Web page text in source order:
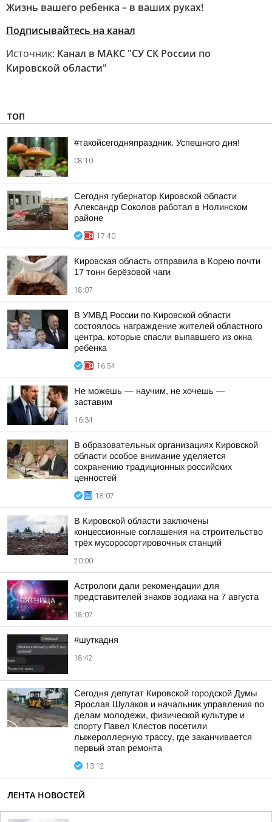
Жизнь вашего ребенка – в ваших руках!
Подписывайтесь на канал
Источник: Канал в МАКС "СУ СК России по
Кировской области"
ТОП
#такойсегодняпраздник. Успешного дня!
08:10
Сегодня губернатор Кировской области
Александр Соколов работал в Нолинском
районе
17:40
Кировская область отправила в Корею почти
17 тонн берёзовой чаги
18:07
В УМВД России по Кировской области
состоялось награждение жителей областного
центра, которые спасли выпавшего из окна
ребёнка
16:54
Не можешь — научим, не хочешь —
заставим
16:34
В образовательных организациях Кировской
области особое внимание уделяется
сохранению традиционных российских
ценностей
18:07
В Кировской области заключены
концессионные соглашения на строительство
трёх мусоросортировочных станций
20:00
Астрологи дали рекомендации для
представителей знаков зодиака на 7 августа
18:07
#шуткадня
18:42
Сегодня депутат Кировской городской Думы
Ярослав Шулаков и начальник управления по
делам молодежи, физической культуре и
спорту Павел Клестов посетили
лыжероллерную трассу, где заканчивается
первый этап ремонта
13:12
ЛЕНТА НОВОСТЕЙ